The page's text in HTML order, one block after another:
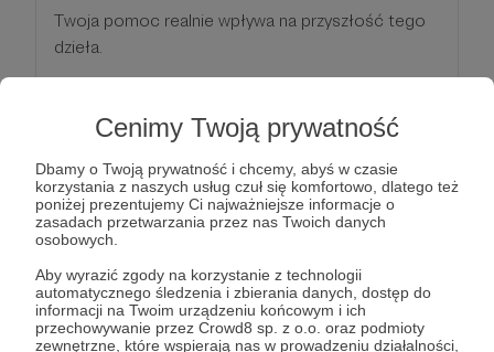
Cenimy Twoją prywatność
Dbamy o Twoją prywatność i chcemy, abyś w czasie
korzystania z naszych usług czuł się komfortowo, dlatego też
poniżej prezentujemy Ci najważniejsze informacje o
zasadach przetwarzania przez nas Twoich danych
osobowych.
Aby wyrazić zgody na korzystanie z technologii
automatycznego śledzenia i zbierania danych, dostęp do
informacji na Twoim urządzeniu końcowym i ich
przechowywanie przez Crowd8 sp. z o.o. oraz podmioty
zewnętrzne, które wspierają nas w prowadzeniu działalności,
Twoja pomoc realnie wpływa na przyszłość tego
dzieła.
filmami
CUDO.twórcy
Patroni: 12
100 zł miesięcznie